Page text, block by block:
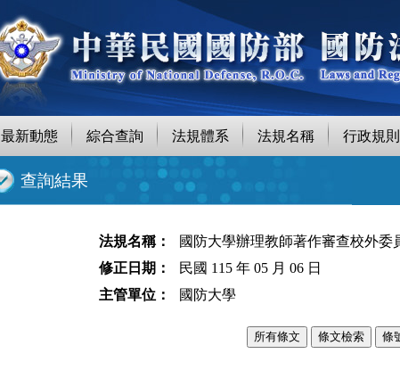
最新動態 綜合查詢 法規體系 法規名稱 行政規則
查詢結果
法規名稱：
國防大學辦理教師著作審查校外委
修正日期：
民國 115 年 05 月 06 日
主管單位：
國防大學